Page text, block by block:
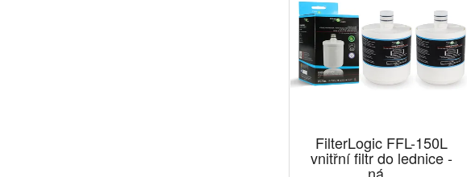
FilterLogic FFL-150L
vnitřní filtr do lednice -